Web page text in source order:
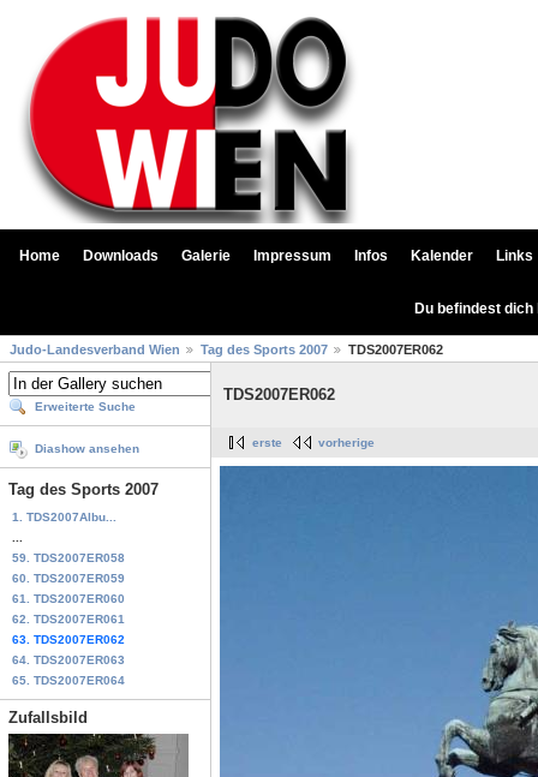
Home Downloads Galerie Impressum Infos Kalender Links
Du befindest
Judo-Landesverband Wien Tag des Sports 2007 TDS2007ER062
Erweiterte Suche
Diashow ansehen
Tag des Sports 2007
1. TDS2007Albu...
59. TDS2007ER058
60. TDS2007ER059
61. TDS2007ER060
62. TDS2007ER061
63. TDS2007ER062
64. TDS2007ER063
65. TDS2007ER064
Zufallsbild
TDS2007ER062
erste vorherige